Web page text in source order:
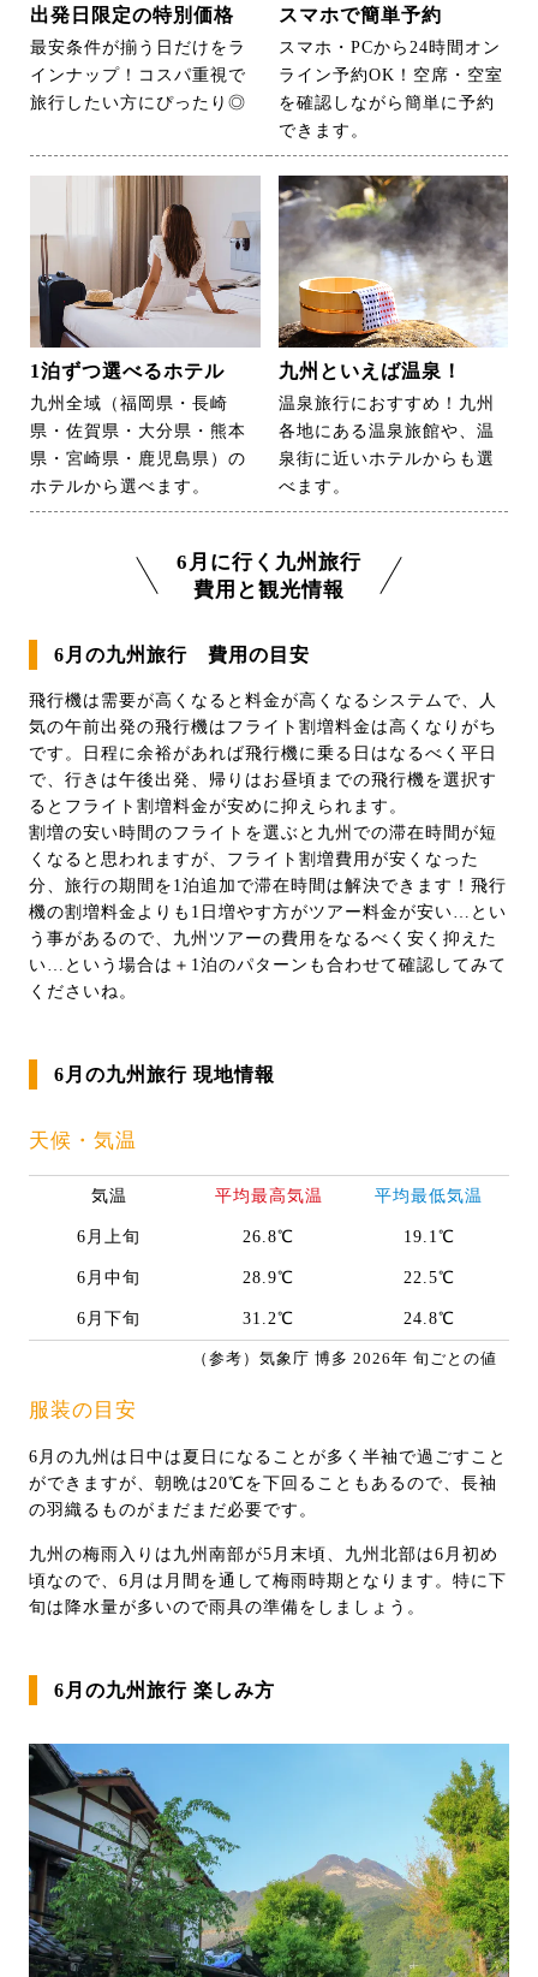
出発日限定の特別価格
最安条件が揃う日だけをラ
インナップ！コスパ重視で
旅行したい方にぴったり◎
スマホで簡単予約
スマホ・PCから24時間オン
ライン予約OK！空席・空室
を確認しながら簡単に予約
できます。
1泊ずつ選べるホテル
九州全域（福岡県・長崎
県・佐賀県・大分県・熊本
県・宮崎県・鹿児島県）の
ホテルから選べます。
九州といえば温泉！
温泉旅行におすすめ！九州
各地にある温泉旅館や、温
泉街に近いホテルからも選
べます。
6月に行く九州旅行
費用と観光情報
6月の九州旅行 費用の目安
飛行機は需要が高くなると料金が高くなるシステムで、人
気の午前出発の飛行機はフライト割増料金は高くなりがち
です。日程に余裕があれば飛行機に乗る日はなるべく平日
で、行きは午後出発、帰りはお昼頃までの飛行機を選択す
るとフライト割増料金が安めに抑えられます。
割増の安い時間のフライトを選ぶと九州での滞在時間が短
くなると思われますが、フライト割増費用が安くなった
分、旅行の期間を1泊追加で滞在時間は解決できます！飛行
機の割増料金よりも1日増やす方がツアー料金が安い…とい
う事があるので、九州ツアーの費用をなるべく安く抑えた
い…という場合は＋1泊のパターンも合わせて確認してみて
くださいね。
6月の九州旅行 現地情報
天候・気温
気温 平均最高気温 平均最低気温
6月上旬 26.8℃ 19.1℃
6月中旬 28.9℃ 22.5℃
6月下旬 31.2℃ 24.8℃
（参考）気象庁 博多 2026年 旬ごとの値
服装の目安
6月の九州は日中は夏日になることが多く半袖で過ごすこと
ができますが、朝晩は20℃を下回ることもあるので、長袖
の羽織るものがまだまだ必要です。
九州の梅雨入りは九州南部が5月末頃、九州北部は6月初め
頃なので、6月は月間を通して梅雨時期となります。特に下
旬は降水量が多いので雨具の準備をしましょう。
6月の九州旅行 楽しみ方